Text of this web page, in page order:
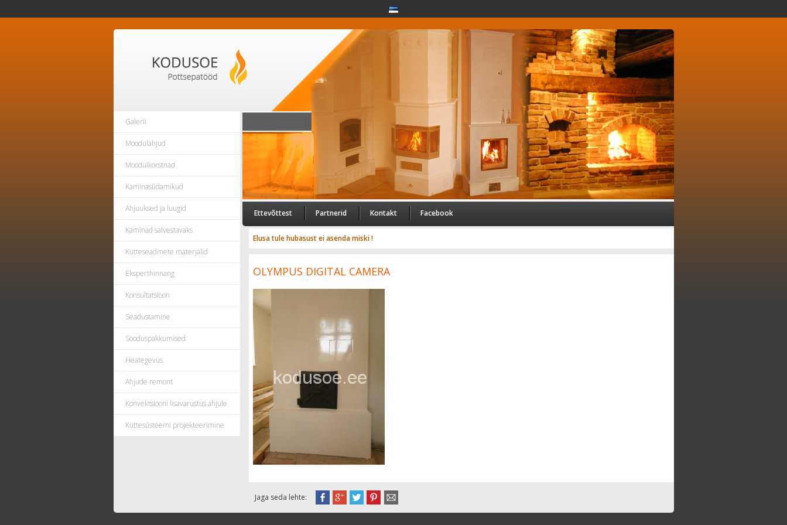
Galerii
Moodulahjud
Moodulkorstnad
Kaminasüdamikud
Ahjuuksed ja luugid
Kaminad salvestavaks
Kütteseadmete materjalid
Eksperthinnang
Konsultatsioon
Seadustamine
Sooduspakkumised
Heategevus
Ahjude remont
Konvektsiooni lisavarustus ahjule
Küttesüsteemi projekteerimine
Ettevõttest Partnerid Kontakt Facebook
Elusa tule hubasust ei asenda miski !
OLYMPUS DIGITAL CAMERA
Jaga seda lehte: